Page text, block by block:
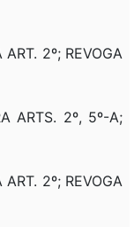
2º; REVOGA
ARTS. 2º, 5º-A;
2º; REVOGA